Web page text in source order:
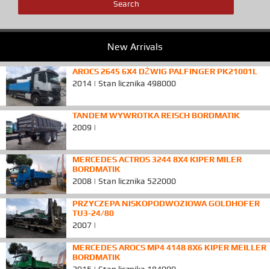
New Arrivals
AROCS 2645 6X4 DŻWIG PALFINGER PK21001L
2014 | Stan licznika 498000
TANDEM WYWROTKA REISCH BORDMATIK
2009 |
MERCEDES ACTROS 3244 8X4 KIPER MILER
BORDMATIK
2008 | Stan licznika 522000
PRZYCZEPA NISKOPODWOZIOWA GOLDHOFER
TU3-24/80
2007 |
MERCEDES AROCS MP4 4148 8X6 KIPER MEILLER
BORDMATIK